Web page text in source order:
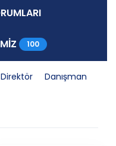
Yorumları
100
Direktör
Danışman